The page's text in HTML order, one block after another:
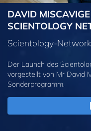
DAVID
SCIENTOLOGY
Scientology-
Der Launch des
vorgestellt von Mr David
Sonderprogramm.